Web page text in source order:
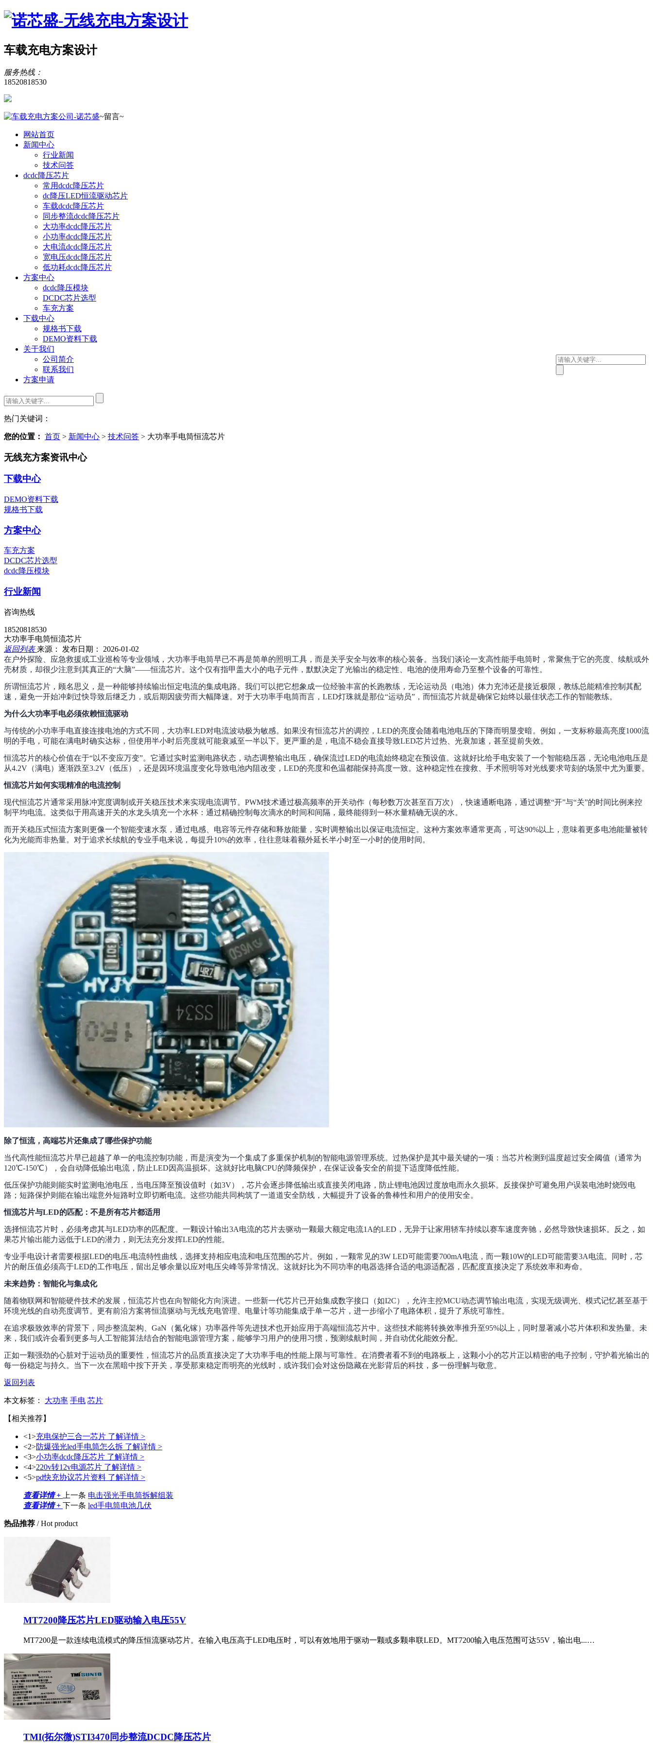
车载充电方案设计
服务热线：
18520818530
~留言~
网站首页
新闻中心
行业新闻
技术问答
dcdc降压芯片
常用dcdc降压芯片
dc降压LED恒流驱动芯片
车载dcdc降压芯片
同步整流dcdc降压芯片
大功率dcdc降压芯片
小功率dcdc降压芯片
大电流dcdc降压芯片
宽电压dcdc降压芯片
低功耗dcdc降压芯片
方案中心
dcdc降压模块
DCDC芯片选型
车充方案
下载中心
规格书下载
DEMO资料下载
关于我们
公司简介
联系我们
方案申请
热门关键词：
您的位置： 首页 > 新闻中心 > 技术问答 > 大功率手电筒恒流芯片
无线充方案资讯中心
下载中心
DEMO资料下载
规格书下载
方案中心
车充方案
DCDC芯片选型
dcdc降压模块
行业新闻
咨询热线
18520818530
大功率手电筒恒流芯片
返回列表来源： 发布日期： 2026-01-02
在户外探险、应急救援或工业巡检等专业领域，大功率手电筒早已不再是简单的照明工具，而是关乎安全与效率的核心装备。当我们谈论一支高性能手电筒时，常聚焦于它的亮度、续航或外
壳材质，却很少注意到其真正的“大脑”——恒流芯片。这个仅有指甲盖大小的电子元件，默默决定了光输出的稳定性、电池的使用寿命乃至整个设备的可靠性。
所谓恒流芯片，顾名思义，是一种能够持续输出恒定电流的集成电路。我们可以把它想象成一位经验丰富的长跑教练，无论运动员（电池）体力充沛还是接近极限，教练总能精准控制其配
速，避免一开始冲刺过快导致后继乏力，或后期因疲劳而大幅降速。对于大功率手电筒而言，LED灯珠就是那位“运动员”，而恒流芯片就是确保它始终以最佳状态工作的智能教练。
为什么大功率手电必须依赖恒流驱动
与传统的小功率手电直接连接电池的方式不同，大功率LED对电流波动极为敏感。如果没有恒流芯片的调控，LED的亮度会随着电池电压的下降而明显变暗。例如，一支标称最高亮度1000流
明的手电，可能在满电时确实达标，但使用半小时后亮度就可能衰减至一半以下。更严重的是，电流不稳会直接导致LED芯片过热、光衰加速，甚至提前失效。
恒流芯片的核心价值在于“以不变应万变”。它通过实时监测电路状态，动态调整输出电压，确保流过LED的电流始终稳定在预设值。这就好比给手电安装了一个智能稳压器，无论电池电压是
从4.2V（满电）逐渐跌至3.2V（低压），还是因环境温度变化导致电池内阻改变，LED的亮度和色温都能保持高度一致。这种稳定性在搜救、手术照明等对光线要求苛刻的场景中尤为重要。
恒流芯片如何实现精准的电流控制
现代恒流芯片通常采用脉冲宽度调制或开关稳压技术来实现电流调节。PWM技术通过极高频率的开关动作（每秒数万次甚至百万次），快速通断电路，通过调整“开”与“关”的时间比例来控
制平均电流。这类似于用高速开关的水龙头填充一个水杯：通过精确控制每次滴水的时间和间隔，最终能得到一杯水量精确无误的水。
而开关稳压式恒流方案则更像一个智能变速水泵，通过电感、电容等元件存储和释放能量，实时调整输出以保证电流恒定。这种方案效率通常更高，可达90%以上，意味着更多电池能量被转
化为光能而非热量。对于追求长续航的专业手电来说，每提升10%的效率，往往意味着额外延长半小时至一小时的使用时间。
除了恒流，高端芯片还集成了哪些保护功能
当代高性能恒流芯片早已超越了单一的电流控制功能，而是演变为一个集成了多重保护机制的智能电源管理系统。过热保护是其中最关键的一项：当芯片检测到温度超过安全阈值（通常为
120℃-150℃），会自动降低输出电流，防止LED因高温损坏。这就好比电脑CPU的降频保护，在保证设备安全的前提下适度降低性能。
低压保护功能则能实时监测电池电压，当电压降至预设值时（如3V），芯片会逐步降低输出或直接关闭电路，防止锂电池因过度放电而永久损坏。反接保护可避免用户误装电池时烧毁电
路；短路保护则能在输出端意外短路时立即切断电流。这些功能共同构筑了一道道安全防线，大幅提升了设备的鲁棒性和用户的使用安全。
恒流芯片与LED的匹配：不是所有芯片都适用
选择恒流芯片时，必须考虑其与LED功率的匹配度。一颗设计输出3A电流的芯片去驱动一颗最大额定电流1A的LED，无异于让家用轿车持续以赛车速度奔驰，必然导致快速损坏。反之，如
果芯片输出能力远低于LED的潜力，则无法充分发挥LED的性能。
专业手电设计者需要根据LED的电压-电流特性曲线，选择支持相应电流和电压范围的芯片。例如，一颗常见的3W LED可能需要700mA电流，而一颗10W的LED可能需要3A电流。同时，芯
片的耐压值必须高于LED的工作电压，留出足够余量以应对电压尖峰等异常情况。这就好比为不同功率的电器选择合适的电源适配器，匹配度直接决定了系统效率和寿命。
未来趋势：智能化与集成化
随着物联网和智能硬件技术的发展，恒流芯片也在向智能化方向演进。一些新一代芯片已开始集成数字接口（如I2C），允许主控MCU动态调节输出电流，实现无级调光、模式记忆甚至基于
环境光线的自动亮度调节。更有前沿方案将恒流驱动与无线充电管理、电量计等功能集成于单一芯片，进一步缩小了电路体积，提升了系统可靠性。
在追求极致效率的背景下，同步整流架构、GaN（氮化镓）功率器件等先进技术也开始应用于高端恒流芯片中。这些技术能将转换效率推升至95%以上，同时显著减小芯片体积和发热量。未
来，我们或许会看到更多与人工智能算法结合的智能电源管理方案，能够学习用户的使用习惯，预测续航时间，并自动优化能效分配。
正如一颗强劲的心脏对于运动员的重要性，恒流芯片的品质直接决定了大功率手电的性能上限与可靠性。在消费者看不到的电路板上，这颗小小的芯片正以精密的电子控制，守护着光输出的
每一份稳定与持久。当下一次在黑暗中按下开关，享受那束稳定而明亮的光线时，或许我们会对这份隐藏在光影背后的科技，多一份理解与敬意。
返回列表
本文标签： 大功率 手电 芯片
【相关推荐】
<1>充电保护三合一芯片 了解详情 >
<2>防爆强光led手电筒怎么拆 了解详情 >
<3>小功率dcdc降压芯片 了解详情 >
<4>220v转12v电源芯片 了解详情 >
<5>pd快充协议芯片资料 了解详情 >
查看详情 + 上一条 电击强光手电筒拆解组装
查看详情 + 下一条 led手电筒电池几伏
热品推荐 / Hot product
MT7200降压芯片LED驱动输入电压55V
MT7200是一款连续电流模式的降压恒流驱动芯片。在输入电压高于LED电压时，可以有效地用于驱动一颗或多颗串联LED。MT7200输入电压范围可达55V，输出电...…
TMI(拓尔微)STI3470同步整流DCDC降压芯片